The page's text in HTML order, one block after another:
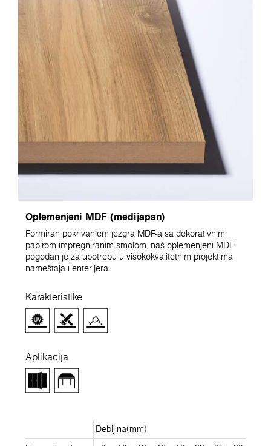
Oplemenjeni MDF (medijapan)
Formiran pokrivanjem jezgra MDF-a sa dekorativnim
papirom impregniranim smolom, naš oplemenjeni MDF
pogodan je za upotrebu u visokokvalitetnim projektima
nameštaja i enterijera.
Karakteristike
Aplikacija
Debljina(mm)